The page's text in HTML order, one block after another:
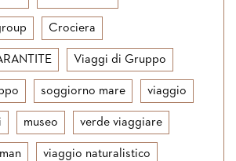
Crociera
Viaggi di Gruppo
soggiorno mare viaggio
museo verde viaggiare
viaggio naturalistico